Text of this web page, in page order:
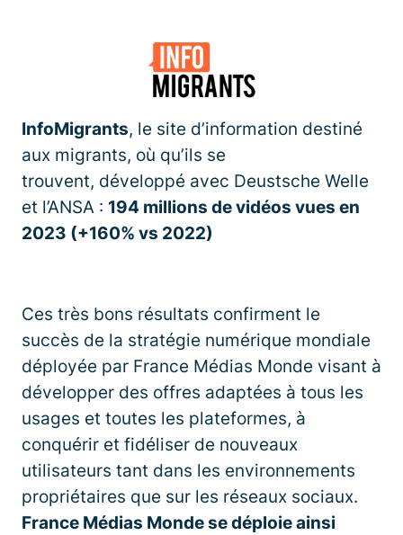
InfoMigrants, le site d’information destiné
aux migrants, où qu’ils se
trouvent, développé avec Deustsche Welle
et l’ANSA : 194 millions de vidéos vues en
2023 (+160% vs 2022)
Ces très bons résultats confirment le
succès de la stratégie numérique mondiale
déployée par France Médias Monde visant à
développer des offres adaptées à tous les
usages et toutes les plateformes, à
conquérir et fidéliser de nouveaux
utilisateurs tant dans les environnements
propriétaires que sur les réseaux sociaux.
France Médias Monde se déploie ainsi